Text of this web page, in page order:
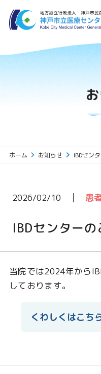
ホーム お知らせ IBDセン
2026/02/10 患
IBDセンターの
当院では2024年から
しております。
くわしくはこち